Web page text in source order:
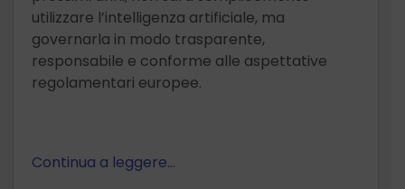
utilizzare l’intelligenza artificiale, ma
governarla in modo trasparente,
responsabile e conforme alle aspettative
regolamentari europee.
Continua a leggere…